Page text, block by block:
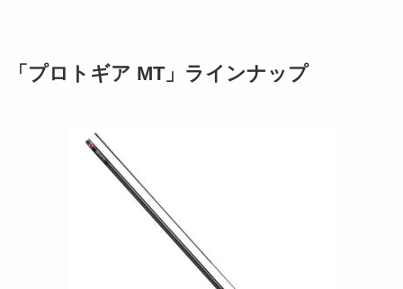
「プロトギア MT」ラインナップ